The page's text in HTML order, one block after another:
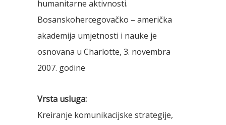
humanitarne aktivnosti.
Bosanskohercegovačko – američka
akademija umjetnosti i nauke je
osnovana u Charlotte, 3. novembra
2007. godine
Vrsta usluga:
Kreiranje komunikacijske strategije,